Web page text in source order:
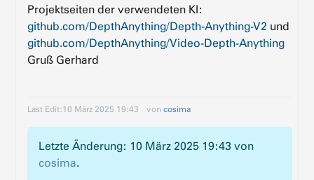
Projektseiten der verwendeten KI:
github.com/DepthAnything/Depth-Anything-V2 und
github.com/DepthAnything/Video-Depth-Anything
Gruß Gerhard
Last Edit:10 März 2025 19:43 voncosima
Letzte Änderung: 10 März 2025 19:43 von
cosima.